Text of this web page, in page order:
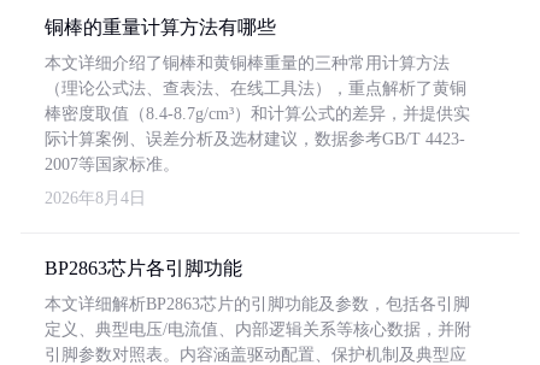
铜棒的重量计算方法有哪些
本文详细介绍了铜棒和黄铜棒重量的三种常用计算方法
（理论公式法、查表法、在线工具法），重点解析了黄铜
棒密度取值（8.4-8.7g/cm³）和计算公式的差异，并提供实
际计算案例、误差分析及选材建议，数据参考GB/T 4423-
2007等国家标准。
2026年8月4日
BP2863芯片各引脚功能
本文详细解析BP2863芯片的引脚功能及参数，包括各引脚
定义、典型电压/电流值、内部逻辑关系等核心数据，并附
引脚参数对照表。内容涵盖驱动配置、保护机制及典型应